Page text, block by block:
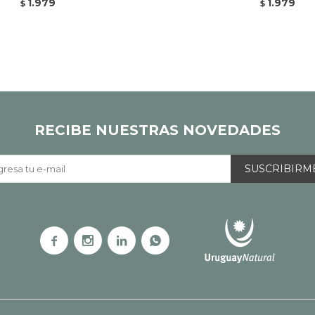
$ 1.979 $ 1.979
RECIBE NUESTRAS NOVEDADES
   